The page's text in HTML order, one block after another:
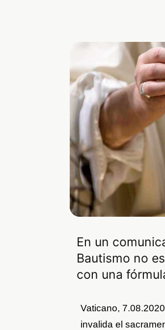
En un
Bautismo no
con una
Vaticano,
invalida el